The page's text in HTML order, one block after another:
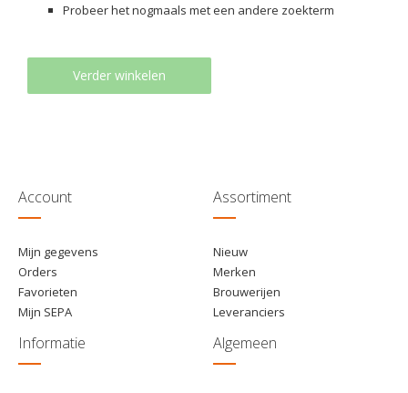
Probeer het nogmaals met een andere zoekterm
Verder winkelen
Account
Mijn gegevens
Orders
Favorieten
Mijn SEPA
Assortiment
Nieuw
Merken
Brouwerijen
Leveranciers
Informatie Algemeen